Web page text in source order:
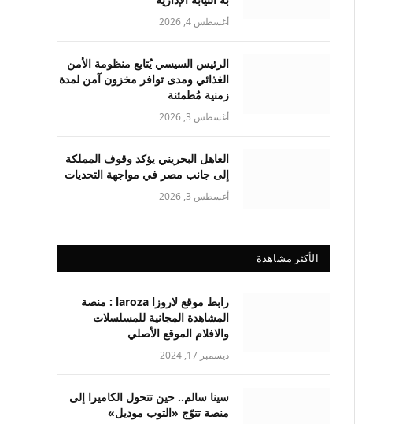
أغسطس 4, 2026
الرئيس السيسي يُتابع منظومة الأمن
الغذائي ومدى توافر مخزون آمن لمدة
زمنية مُطمئنة
أغسطس 3, 2026
العاهل البحريني يؤكد وقوف المملكة
إلى جانب مصر في مواجهة التحديات
أغسطس 3, 2026
الأكثر مشاهدة
رابط موقع لاروزا laroza : منصة
المشاهدة المجانية للمسلسلات
والافلام الموقع الأصلي
ديسمبر 17, 2024
سينا سالم.. حين تتحول الكاميرا إلى
منصة تتوّج «التوب موديل»